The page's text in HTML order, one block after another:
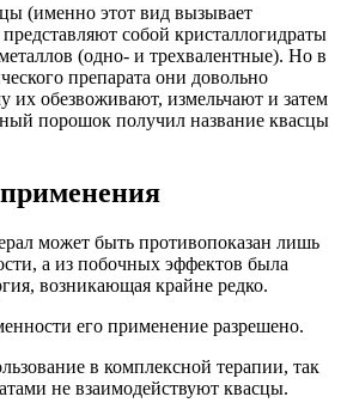
(именно этот вид вызывает
собой кристаллогидраты
(одно- и трехвалентные). Но в
препарата они довольно
их обезвоживают, измельчают и затем
порошок получил название квасцы
может быть противопоказан лишь
а из побочных эффектов была
возникающая крайне редко.
его применение разрешено.
в комплексной терапии, так
не взаимодействуют квасцы.